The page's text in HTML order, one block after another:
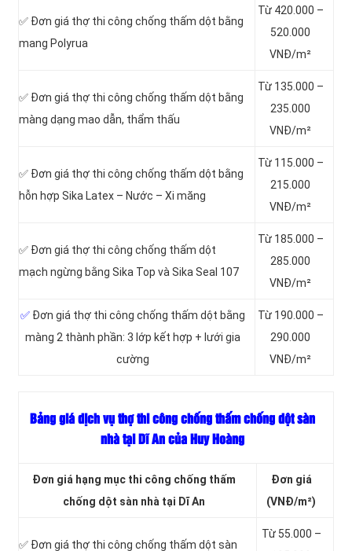
✅ Đơn giá thợ thi công chống thấm dột bằng
mang Polyrua
Từ 420.000 –
520.000
VNĐ/m²
✅ Đơn giá thợ thi công chống thấm dột bằng
màng dạng mao dẫn, thẩm thấu
Từ 135.000 –
235.000
VNĐ/m²
✅ Đơn giá thợ thi công chống thấm dột bằng
hỗn hợp Sika Latex – Nước – Xi măng
Từ 115.000 –
215.000
VNĐ/m²
✅ Đơn giá thợ thi công chống thấm dột
mạch ngừng bằng Sika Top và Sika Seal 107
Từ 185.000 –
285.000
VNĐ/m²
✅ Đơn giá thợ thi công chống thấm dột bằng
màng 2 thành phần: 3 lớp kết hợp + lưới gia
cường
Từ 190.000 –
290.000
VNĐ/m²
Bảng giá dịch vụ thợ thi công chống thấm chống dột sàn
nhà tại Dĩ An của Huy Hoàng
Đơn giá hạng mục thi công chống thấm
chống dột sàn nhà tại Dĩ An
Đơn giá
(VNĐ/m²)
✅ Đơn giá thợ thi công chống thấm dột sàn
Từ 55.000 –